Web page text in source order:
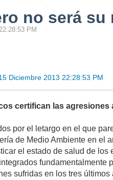
no será su
PM
Diciembre 2013 22:28:53 PM
certifican las agresiones
por el letargo en el que
de Medio Ambiente en el
el estado de salud de los
fundamentalmente
sufridas en los tres